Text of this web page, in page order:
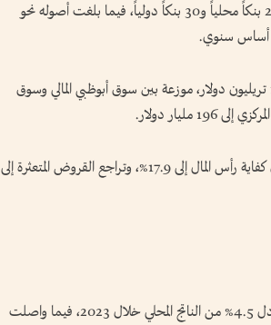
وأشار التقرير إلى متانة القطاع المصرفي الإماراتي، الذي يضم 23 بنكاً محلياً و30 بنكاً دولياً، فيما بلغت أصوله نحو
كما بلغت القيمة السوقية للأسواق المالية الإماراتية نحو 1.06 تريليون دولار، موزعة بين سوق أبوظبي المالي وسوق
مليار دولار.
وسجل القطاع المصرفي مؤشرات مالية قوية، مع وصول معدل كفاية رأس المال إلى 17.9%، وتراجع القروض المتعثرة إلى
وعلى صعيد المالية العامة سجلت الموازنة الإماراتية فائضاً يعادل 4.5% من الناتج المحلي خلال 2023، فيما واصلت